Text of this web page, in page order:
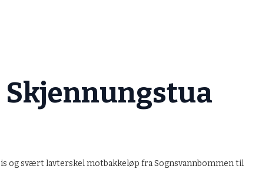
og svært lavterskel motbakkeløp fra Sognsvannbommen til